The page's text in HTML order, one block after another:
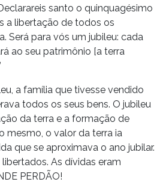
santo o quinquagésimo
a libertação de todos os
Será para vós um jubileu: cada
ao seu patrimônio [a terra
a família que tivesse vendido
todos os seus bens. O jubileu
da terra e a formação de
mesmo, o valor da terra ia
que se aproximava o ano jubilar.
As dívidas eram
PERDÃO!